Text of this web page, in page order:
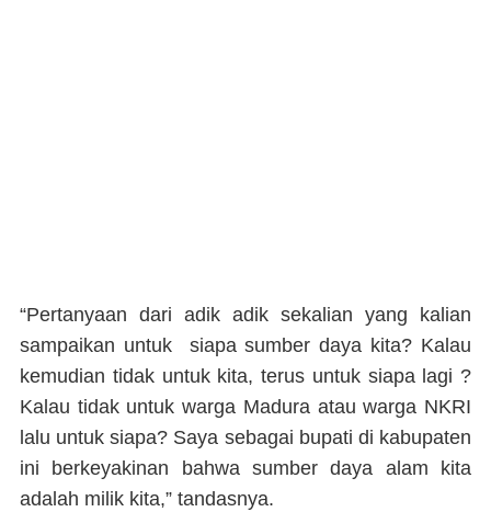
“Pertanyaan dari adik adik sekalian yang kalian
sampaikan untuk siapa sumber daya kita? Kalau
kemudian tidak untuk kita, terus untuk siapa lagi ?
Kalau tidak untuk warga Madura atau warga NKRI
lalu untuk siapa? Saya sebagai bupati di kabupaten
ini berkeyakinan bahwa sumber daya alam kita
adalah milik kita,” tandasnya.